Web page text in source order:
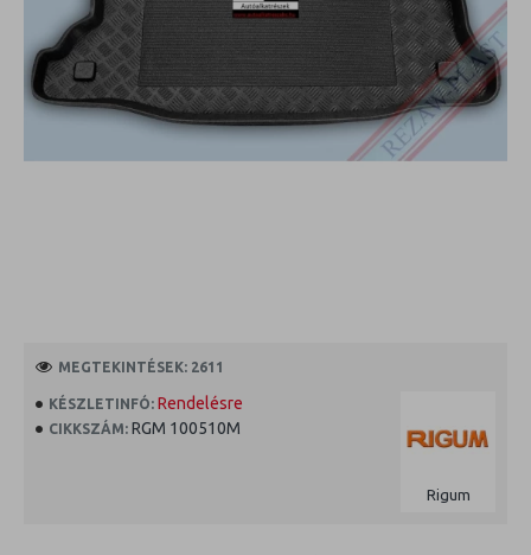
KÉSZLETINFÓ: Rendelésre
CIKKSZÁM: RGM 100510M
Rigum
MEGTEKINTÉSEK: 2611